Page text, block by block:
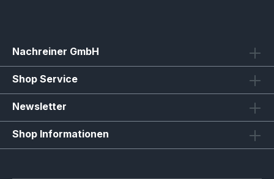
Nachreiner GmbH
Shop Service
Newsletter
Shop Informationen